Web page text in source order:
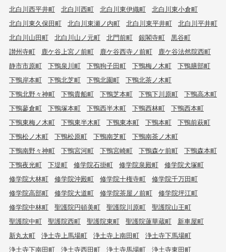
北白川西平井町
北白川西町 北白川東伊織町
北白川東小倉町
北白川東久保田町
北白川東瀬ノ内町 北白川東平井町
北白川平井町
北白川山田町
北白川山ノ元町 北門前町 銀閣寺町
黒谷町
讃州寺町
鹿ケ谷上宮ノ前町 鹿ケ谷西寺ノ前町
鹿ケ谷法然院西町
静市市原町
下鴨泉川町 下鴨狗子田町 下鴨梅ノ木町
下鴨膳部町
下鴨岸本町
下鴨北芝町 下鴨北園町
下鴨北茶ノ木町
下鴨北野々神町
下鴨貴船町 下鴨芝本町 下鴨下川原町
下鴨高木町
下鴨蓼倉町
下鴨塚本町 下鴨西半木町 下鴨西林町
下鴨西本町
下鴨東梅ノ木町
下鴨東半木町 下鴨東本町 下鴨本町
下鴨前萩町
下鴨松ノ木町
下鴨松原町 下鴨南芝町
下鴨南茶ノ木町
下鴨南野々神町
下鴨宮河町 下鴨宮崎町 下鴨森ケ前町
下鴨森本町
下鴨夜光町
下堤町 修学院石掛町 修学院泉殿町
修学院犬塚町
修学院大林町
修学院沖殿町 修学院十権寺町
修学院千万田町
修学院高部町
修学院大道町 修学院茶屋ノ前町
修学院坪江町
修学院中林町
聖護院円頓美町 聖護院川原町
聖護院山王町
聖護院中町
聖護院西町 聖護院東町 聖護院蓮華蔵町
新車屋町
新丸太町
浄土寺上馬場町 浄土寺上南田町
浄土寺下馬場町
浄土寺下南田町
浄土寺西田町 浄土寺馬場町
浄土寺東田町